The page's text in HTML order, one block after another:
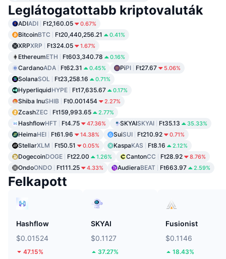
Leglátogatottabb kriptovaluták
ADIADI Ft2,160.05 0.67%
BitcoinBTC Ft20,440,256.21 0.41%
XRPXRP Ft324.05 1.67%
EthereumETH Ft603,340.78 0.16%
CardanoADA Ft62.31 0.45% PiPI Ft27.67 5.06%
SolanaSOL Ft23,258.16 0.71%
HyperliquidHYPE Ft17,635.67 0.17%
Shiba InuSHIB Ft0.001454 2.27%
ZcashZEC Ft159,993.65 2.77%
HashflowHFT Ft4.75 47.36% SKYAISKYAI Ft35.13 35.33%
HeimaHEI Ft61.96 14.38% SuiSUI Ft210.92 0.71%
StellarXLM Ft50.51 0.05% KaspaKAS Ft8.16 2.12%
DogecoinDOGE Ft22.00 1.26% CantonCC Ft28.92 8.76%
OndoONDO Ft111.25 4.33% AudieraBEAT Ft663.97 2.59%
Felkapott
Hashflow
$0.01524
47.15%
SKYAI
$0.1127
37.27%
Fusionist
$0.1146
18.43%